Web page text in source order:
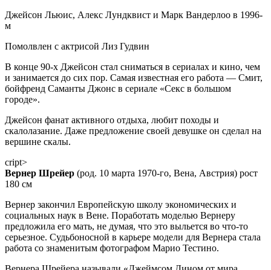
Джейсон Льюис, Алекс Лундквист и Марк Вандерлоо в 1996-
м
Помолвлен с актрисой Лиз Гудвин
В конце 90-х Джейсон стал сниматься в сериалах и кино, чем
и занимается до сих пор. Самая известная его работа — Смит,
бойфренд Саманты Джонс в сериале «Секс в большом
городе».
Джейсон фанат активного отдыха, любит походы и
скалолазание. Даже предложение своей девушке он сделал на
вершине скалы.
сript>
Вернер Шрейер (род. 10 марта 1970-го, Вена, Австрия) рост
180 см
Вернер закончил Европейскую школу экономических и
социальных наук в Вене. Поработать моделью Вернеру
предложила его мать, не думая, что это выльется во что-то
серьезное. Судьбоносной в карьере модели для Вернера стала
работа со знаменитым фотографом Марио Тестино.